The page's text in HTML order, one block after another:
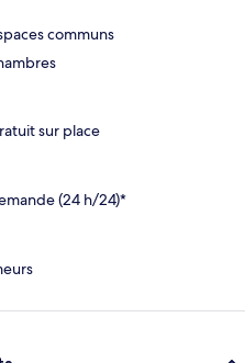
communs
sur place
(24 h/24)*